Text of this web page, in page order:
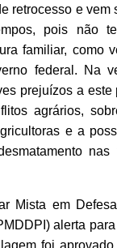
retrocesso e vem
pois não
familiar, como
federal. Na
prejuízos a este
agrários,
e a
nas
Mista em
alerta